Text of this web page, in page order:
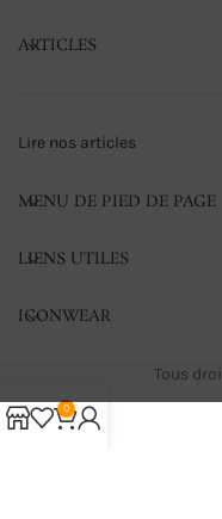
ARTICLES
Lire nos articles
MENU DE PIED DE PAGE
LIENS UTILES
ICONWEAR
Tous
0